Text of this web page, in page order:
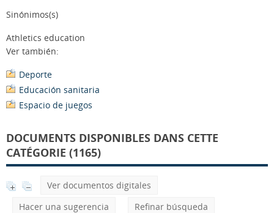
Sinónimos(s)
Athletics education
Ver también:
Deporte
Educación sanitaria
Espacio de juegos
DOCUMENTS DISPONIBLES DANS CETTE
CATÉGORIE (1165)
Ver documentos digitales
Hacer una sugerencia
Refinar búsqueda